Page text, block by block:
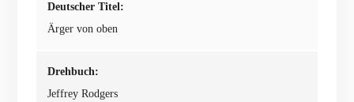
Deutscher Titel:
Ärger von oben
Drehbuch:
Jeffrey Rodgers